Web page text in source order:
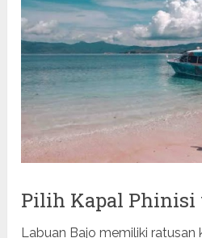
Pilih Kapal Phinisi
Labuan Bajo memiliki ratusan